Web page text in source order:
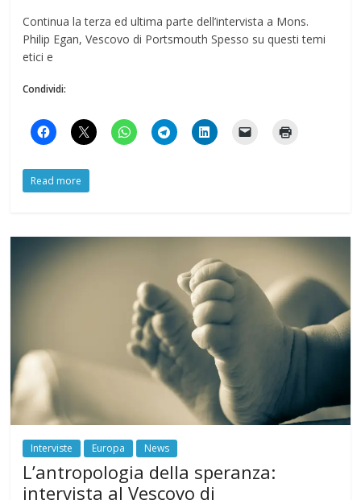
Continua la terza ed ultima parte dell’intervista a Mons.
Philip Egan, Vescovo di Portsmouth Spesso su questi temi
etici e
Condividi:
Read more
Interviste Europa News
L’antropologia della speranza:
intervista al Vescovo di